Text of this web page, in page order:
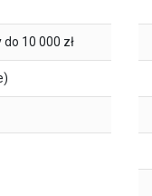
10 000 zł